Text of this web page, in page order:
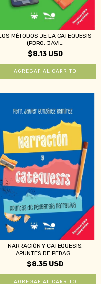
MÉTODOS DE LA CATEQUESIS
(PBRO. JAVI...
$8.13 USD
NARRACIÓN Y CATEQUESIS.
APUNTES DE PEDAG...
$8.35 USD